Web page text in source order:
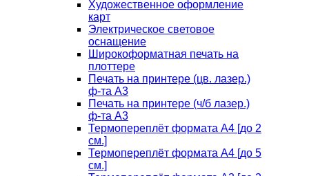
Художественное оформление
карт
Электрическое световое
оснащение
Широкоформатная печать на
плоттере
Печать на принтере (цв. лазер.)
ф-та А3
Печать на принтере (ч/б лазер.)
ф-та А3
Термопереплёт формата А4 [до 2
см.]
Термопереплёт формата А4 [до 5
см.]